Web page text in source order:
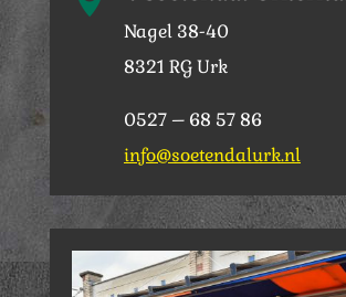
Nagel 38-40
8321 RG Urk
0527 – 68 57 86
info@soetendalurk.nl